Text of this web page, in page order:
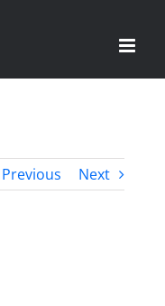
Previous Next